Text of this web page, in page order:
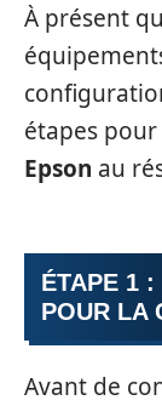
À présent
étapes
Epson au
ÉTAPE 1 :
POUR LA
Avant de